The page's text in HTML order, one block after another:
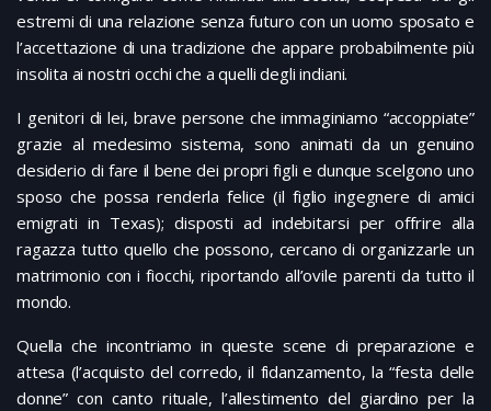
estremi di una relazione senza futuro con un uomo sposato e
l’accettazione di una tradizione che appare probabilmente più
insolita ai nostri occhi che a quelli degli indiani.
I genitori di lei, brave persone che immaginiamo “accoppiate”
grazie al medesimo sistema, sono animati da un genuino
desiderio di fare il bene dei propri figli e dunque scelgono uno
sposo che possa renderla felice (il figlio ingegnere di amici
emigrati in Texas); disposti ad indebitarsi per offrire alla
ragazza tutto quello che possono, cercano di organizzarle un
matrimonio con i fiocchi, riportando all’ovile parenti da tutto il
mondo.
Quella che incontriamo in queste scene di preparazione e
attesa (l’acquisto del corredo, il fidanzamento, la “festa delle
donne” con canto rituale, l’allestimento del giardino per la